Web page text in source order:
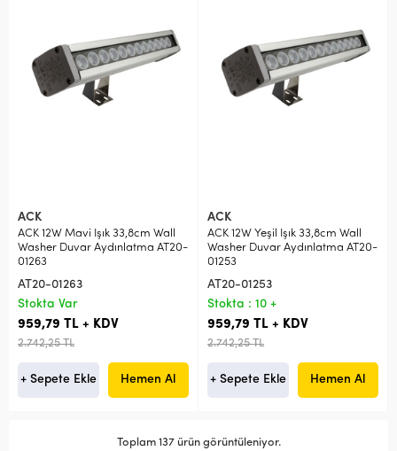
ACK
ACK 12W Mavi Işık 33,8cm Wall
Washer Duvar Aydınlatma AT20-
01263
AT20-01263
Stokta Var
959,79 TL + KDV
2.742,25 TL
+ Sepete Ekle Hemen Al
ACK
ACK 12W Yeşil Işık 33,8cm Wall
Washer Duvar Aydınlatma AT20-
01253
AT20-01253
Stokta : 10 +
959,79 TL + KDV
2.742,25 TL
+ Sepete Ekle Hemen Al
Toplam 137 ürün görüntüleniyor.